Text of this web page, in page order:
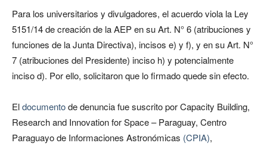
Para los universitarios y divulgadores, el acuerdo viola la Ley
5151/14 de creación de la AEP en su Art. N° 6 (atribuciones y
funciones de la Junta Directiva), incisos e) y f), y en su Art. N°
7 (atribuciones del Presidente) inciso h) y potencialmente
inciso d). Por ello, solicitaron que lo firmado quede sin efecto.
Eldocumentode denuncia fue suscrito por Capacity Building,
Research and Innovation for Space – Paraguay, Centro
Paraguayo de Informaciones Astronómicas (CPIA),